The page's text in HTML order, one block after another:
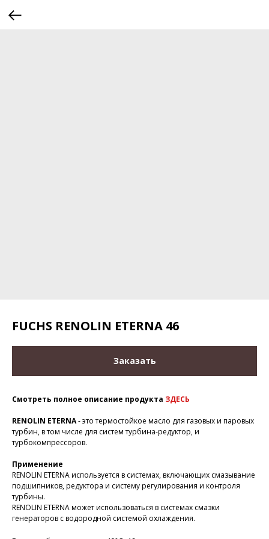
FUCHS RENOLIN ETERNA 46
Заказать
Смотреть полное описание продукта ЗДЕСЬ
RENOLIN ETERNA- это термостойкое масло для газовых и паровых
турбин, в том числе для систем турбина-редуктор, и
турбокомпрессоров.
Применение
RENOLIN ETERNA используется в системах, включающих смазывание
подшипников, редуктора и систему регулирования и контроля
турбины.
RENOLIN ETERNA может использоваться в системах смазки
генераторов с водородной системой охлаждения.